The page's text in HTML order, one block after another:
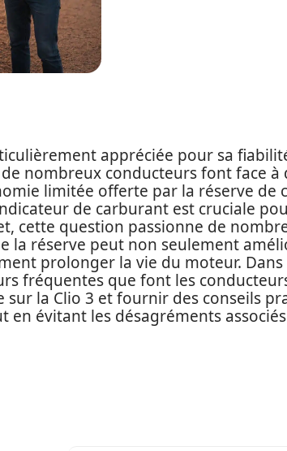
appréciée pour sa
nombreux conducteurs font face à
limitée offerte par la réserve de
de carburant est cruciale
cette question passionne de
la réserve peut non seulement
prolonger la vie du moteur. Dans
fréquentes que font les
sur la Clio 3 et fournir des conseils
évitant les désagréments